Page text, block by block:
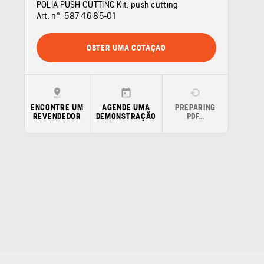
POLIA PUSH CUTTING Kit, push cutting
Art. nº: 587 46 85‑01
OBTER UMA COTAÇÃO
ENCONTRE UM
REVENDEDOR
AGENDE UMA
DEMONSTRAÇÃO
PREPARING
PDF…